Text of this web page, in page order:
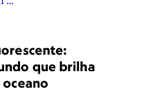
que brilha